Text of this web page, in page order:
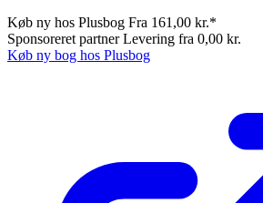
Køb ny hos Plusbog Fra 161,00 kr.*
Sponsoreret partnerLevering fra 0,00 kr.
Køb ny bog hos Plusbog